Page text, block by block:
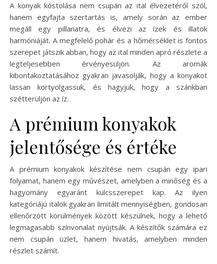
A konyak kóstolása nem csupán az ital élvezetéről szól,
hanem egyfajta szertartás is, amely során az ember
megáll egy pillanatra, és élvezi az ízek és illatok
harmóniáját. A megfelelő pohár és a hőmérséklet is fontos
szerepet játszik abban, hogy az ital minden apró részlete a
legteljesebben érvényesüljön. Az aromák
kibontakoztatásához gyakran javasolják, hogy a konyakot
lassan kortyolgassuk, és hagyjuk, hogy a szánkban
szétterüljön az íz.
A prémium konyakok
jelentősége és értéke
A prémium konyakok készítése nem csupán egy ipari
folyamat, hanem egy művészet, amelyben a minőség és a
hagyomány egyaránt kulcsszerepet kap. Az ilyen
kategóriájú italok gyakran limitált mennyiségben, gondosan
ellenőrzött körülmények között készülnek, hogy a lehető
legmagasabb színvonalat nyújtsák. A készítők számára ez
nem csupán üzlet, hanem hivatás, amelyben minden
részlet számít.